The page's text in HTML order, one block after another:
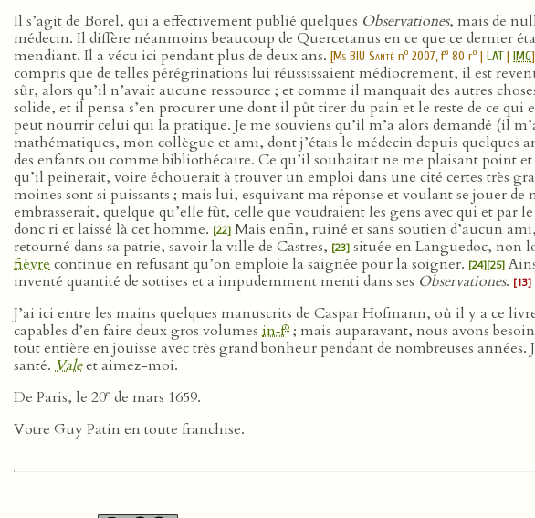
Il s’agit de Borel, qui a effectivement publié quelques Observationes, mais de
médecin. Il diffère néanmoins beaucoup de Quercetanus en ce que ce dernier
mendiant. Il a vécu ici pendant plus de deux ans. [Ms BIU Santé no 2007, fo 80 ro | LAT| IMG]
compris que de telles pérégrinations lui réussissaient médiocrement, il est
sûr, alors qu’il n’avait aucune ressource ; et comme il manquait des autres
solide, et il pensa s’en procurer une dont il pût tirer du pain et le reste de ce
peut nourrir celui qui la pratique. Je me souviens qu’il m’a alors demandé (il
mathématiques, mon collègue et ami, dont j’étais le médecin depuis
des enfants ou comme bibliothécaire. Ce qu’il souhaitait ne me plaisant point
qu’il peinerait, voire échouerait à trouver un emploi dans une cité certes très
moines sont si puissants ; mais lui, esquivant ma réponse et voulant se jouer
embrasserait, quelque qu’elle fût, celle que voudraient les gens avec qui et
donc ri et laissé là cet homme. [22] Mais enfin, ruiné et sans soutien d’aucun
retourné dans sa patrie, savoir la ville de Castres, [23] située en Languedoc, non
fièvrecontinue en refusant qu’on emploie la saignée pour la soigner. [24][25]
inventé quantité de sottises et a impudemment menti dans ses Observationes. [13]
J’ai ici entre les mains quelques manuscrits de Caspar Hofmann, où il y a ce
capables d’en faire deux gros volumes in‑fo ; mais auparavant, nous avons
tout entière en jouisse avec très grand bonheur pendant de nombreuses
santé. Valeet aimez-moi.
De Paris, le 20e de mars 1659.
Votre Guy Patin en toute franchise.